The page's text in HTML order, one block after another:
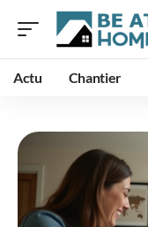
Actu Chantier